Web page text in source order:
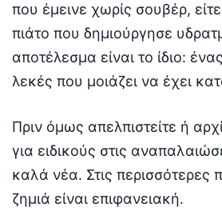
που έμεινε χωρίς σουβέρ,
πιάτο που δημιούργησε
αποτέλεσμα είναι το ίδιο:
λεκές που μοιάζει να έχει
Πριν όμως απελπιστείτε ή
για ειδικούς στις
καλά νέα. Στις περισσότερες
ζημιά είναι επιφανειακή.